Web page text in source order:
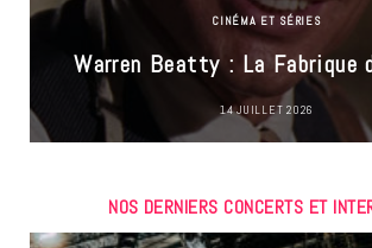
CINÉMA ET SÉRIES
Warren Beatty : La Fabrique
14 JUILLET 2026
NOS DERNIERS CONCERTS ET